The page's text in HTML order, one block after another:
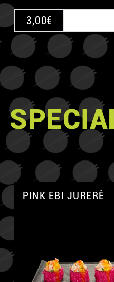
3,00€
PINK EBI JURERÊ